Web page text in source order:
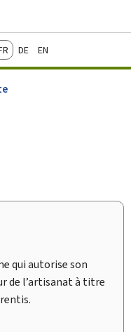
DeutschEnglish
qui autorise son
de l’artisanat à titre